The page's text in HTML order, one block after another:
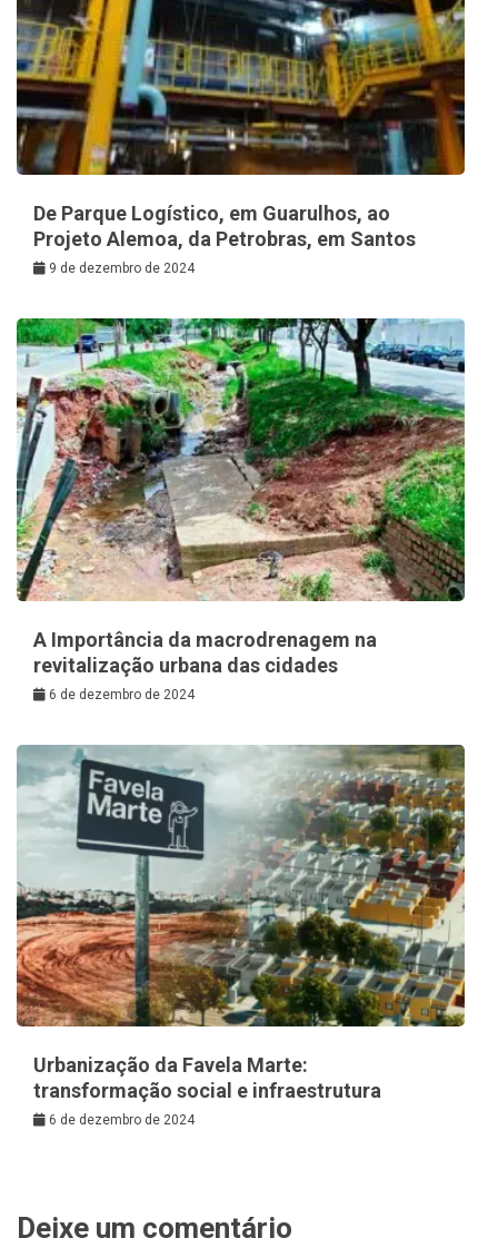
De Parque Logístico, em Guarulhos, ao
Projeto Alemoa, da Petrobras, em Santos
9 de dezembro de 2024
A Importância da macrodrenagem na
revitalização urbana das cidades
6 de dezembro de 2024
Urbanização da Favela Marte:
transformação social e infraestrutura
6 de dezembro de 2024
Deixe um comentário